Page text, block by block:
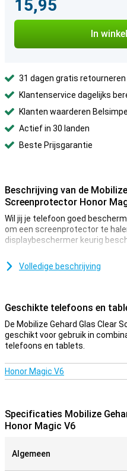
15,95
In
31 dagen gratis retourneren
Klantenservice dagelijks
Klanten waarderen
Actief in 30 landen
Beste Prijsgarantie
Beschrijving van de
Screenprotector Honor
Wil jij je telefoon goed
om een screenprotector te
displaybeschermer keurig
als je ook zou kunnen zonder
Fijne beschermlaag
Dankzij deze screenprotector,
wordt je Honor Magic V6 goed
glasplaatje breng je
Volledige beschrijving
Geschikte telefoons en
De Mobilize Gehard Glas Clear
geschikt voor gebruik in
telefoons en tablets.
Honor Magic V6
Specificaties Mobilize
Honor Magic V6
Algemeen